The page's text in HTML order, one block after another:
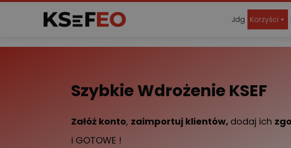
Jdg Korzyści
Szybkie Wdrożenie KSEF
Załóż konto, zaimportuj klientów, dodaj ich
i GOTOWE !